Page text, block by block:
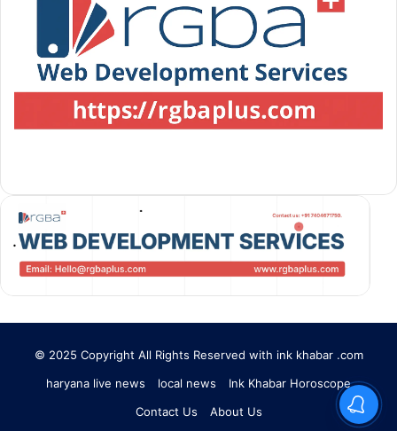
© 2025 Copyright All Rights Reserved with ink khabar .com
haryana live news
local news
Ink Khabar Horoscope
Contact Us
About Us